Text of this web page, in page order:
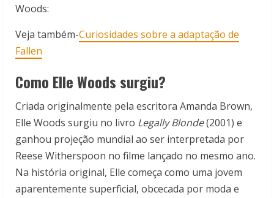
Woods:
Veja também-Curiosidades sobre a adaptação de
Fallen
Como Elle Woods surgiu?
Criada originalmente pela escritora Amanda Brown,
Elle Woods surgiu no livro Legally Blonde(2001) e
ganhou projeção mundial ao ser interpretada por
Reese Witherspoon no filme lançado no mesmo ano.
Na história original, Elle começa como uma jovem
aparentemente superficial, obcecada por moda e